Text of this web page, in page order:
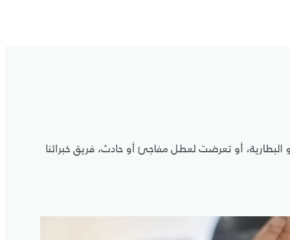
أو تعرضت لعطل مفاجئ أو حادث، فريق خبرائنا